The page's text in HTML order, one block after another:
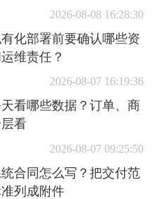
2026-08-08 16:28:30
化部署前要确认哪些资
维责任？
2026-08-07 16:19:36
看哪些数据？订单、商
看
2026-08-07 09:25:50
合同怎么写？把交付范
列成附件